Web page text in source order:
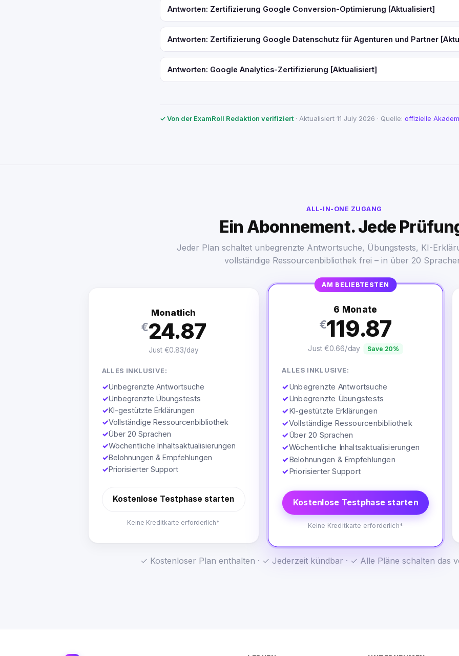
Antworten: Zertifizierung Google Conversion-Optimierung [Aktualisiert]
Antworten: Zertifizierung Google Datenschutz für Agenturen und Partner
Antworten: Google Analytics-Zertifizierung [Aktualisiert]
✓ Von der ExamRoll Redaktion verifiziert · Aktualisiert 11 July 2026 · Quelle: offizielle
ALL-IN-ONE ZUGANG
Ein Abonnement. Jede
Jeder Plan schaltet unbegrenzte Antwortsuche, Übungstests, KI-
vollständige Ressourcenbibliothek frei – in über 20
Monatlich
€24.87
Just €0.83/day
ALLES INKLUSIVE:
✓Unbegrenzte Antwortsuche
✓Unbegrenzte Übungstests
✓KI-gestützte Erklärungen
✓Vollständige Ressourcenbibliothek
✓Über 20 Sprachen
✓Wöchentliche Inhaltsaktualisierungen
✓Belohnungen & Empfehlungen
✓Priorisierter Support
Kostenlose Testphase starten
Keine Kreditkarte erforderlich*
AM BELIEBTESTEN
6 Monate
€119.87
Just €0.66/day Save 20%
ALLES INKLUSIVE:
✓Unbegrenzte Antwortsuche
✓Unbegrenzte Übungstests
✓KI-gestützte Erklärungen
✓Vollständige Ressourcenbibliothek
✓Über 20 Sprachen
✓Wöchentliche Inhaltsaktualisierungen
✓Belohnungen & Empfehlungen
✓Priorisierter Support
Kostenlose Testphase starten
Keine Kreditkarte erforderlich*
✓ Kostenloser Plan enthalten · ✓ Jederzeit kündbar · ✓ Alle Pläne schalten das